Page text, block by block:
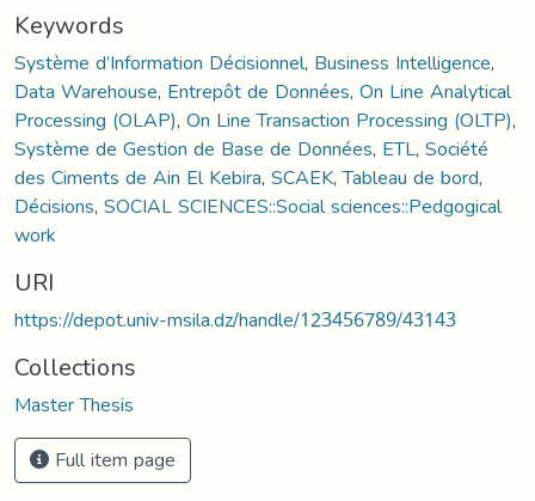
Keywords
Système d’Information Décisionnel, Business Intelligence,
Data Warehouse, Entrepôt de Données,On Line Analytical
Processing (OLAP),On Line Transaction Processing (OLTP),
Système de Gestion de Base de Données, ETL,Société
des Ciments de Ain El Kebira,SCAEK,Tableau de bord,
Décisions,SOCIAL SCIENCES::Social sciences::Pedgogical
work
URI
https://depot.univ-msila.dz/handle/123456789/43143
Collections
Master Thesis
Full item page